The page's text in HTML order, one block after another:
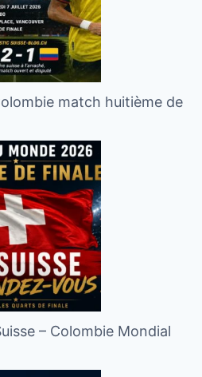
match huitième de
– Colombie Mondial